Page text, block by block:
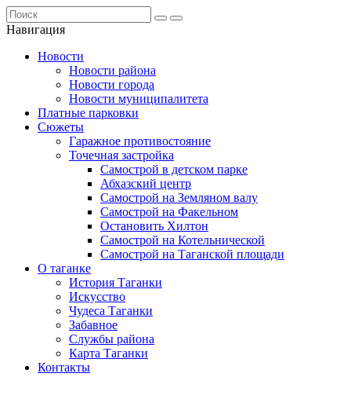
Навигация
Новости
Новости района
Новости города
Новости муниципалитета
Платные парковки
Сюжеты
Гаражное противостояние
Точечная застройка
Самострой в детском парке
Абхазский центр
Самострой на Земляном валу
Самострой на Факельном
Остановить Хилтон
Самострой на Котельнической
Самострой на Таганской площади
О таганке
История Таганки
Искусство
Чудеса Таганки
Забавное
Службы района
Карта Таганки
Контакты